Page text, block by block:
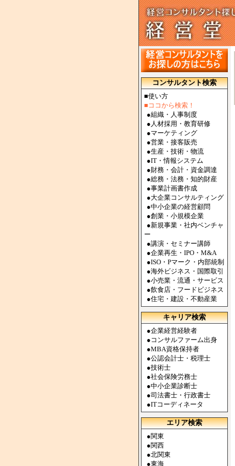
コンサルタント検索
■使い方
■ココから検索！
●組織・人事制度
● 人材採用・教育研修
●マーケティング
●営業・接客販売
●生産・技術・物流
●IT・情報システム
●財務・会計・資金調達
●総務・法務・知的財産
●事業計画書作成
●大企業コンサルティング
●中小企業の経営顧問
●創業・小規模企業
●新規事業・社内ベンチャ
ー
●講演・セミナー講師
●企業再生・IPO・M&A
●ISO・Pマーク・内部統制
●海外ビジネス・国際取引
●小売業・流通・サービス
●飲食店・フードビジネス
●住宅・建設・不動産業
キャリア検索
●企業経営経験者
● コンサルファーム出身
●MBA資格保持者
●公認会計士・税理士
●技術士
●社会保険労務士
●中小企業診断士
●司法書士・行政書士
●ITコーディネータ
エリア検索
●関東
●関西
●北関東
●東海